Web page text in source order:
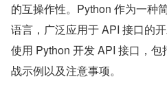
的互操作性。Python 作为一种
语言，广泛应用于 API 接口的
使用 Python 开发 API 接口，
战示例以及注意事项。